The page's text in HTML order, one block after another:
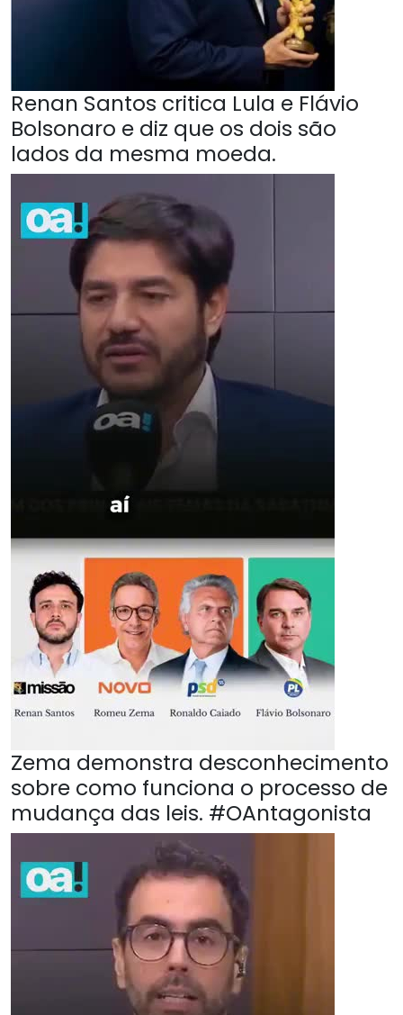
Renan Santos critica Lula e Flávio
Bolsonaro e diz que os dois são
lados da mesma moeda.
Zema demonstra desconhecimento
sobre como funciona o processo de
mudança das leis. #OAntagonista